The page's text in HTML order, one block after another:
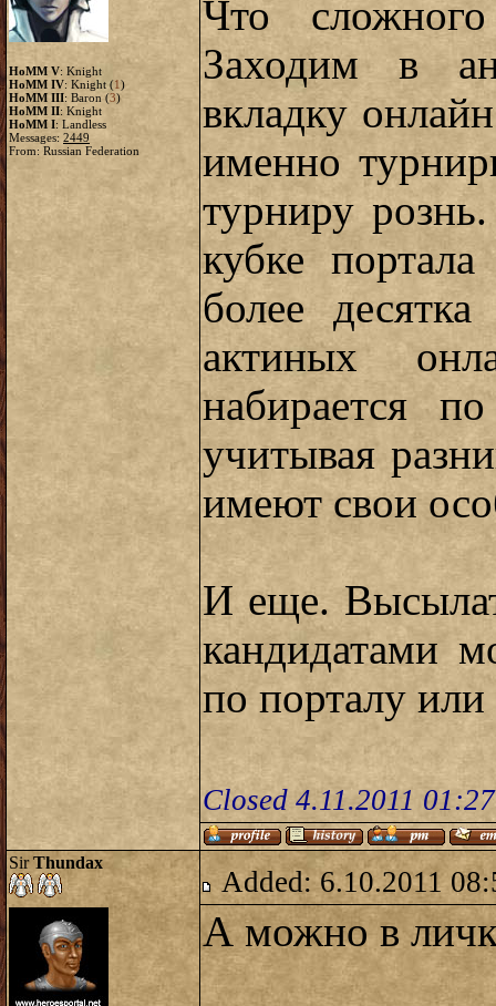
HoMM V: Knight
HoMM IV: Knight (1)
HoMM III: Baron (3)
HoMM II: Knight
HoMM I: Landless
Messages: 2449
From: Russian Federation
Что
Заходим в
вкладку
именно
турниру
кубке
более
актиных
набирается
учитывая
имеют свои
И еще.
кандидатами
по порталу
Closed 4.11.2011
SirThundax
Added: 6.10.2011
А можно в